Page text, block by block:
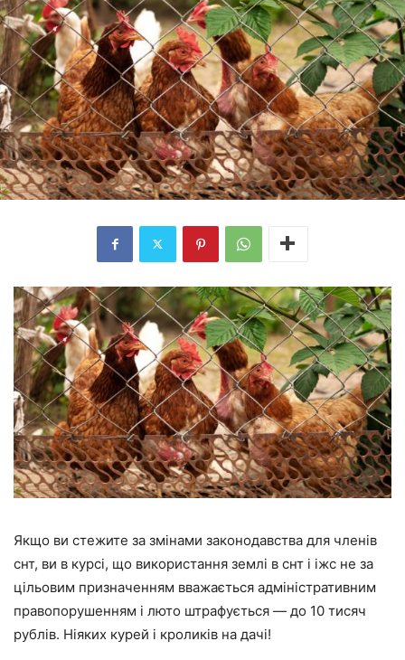
Якщо ви стежите за змінами законодавства для членів
снт, ви в курсі, що використання землі в снт і іжс не за
цільовим призначенням вважається адміністративним
правопорушенням і люто штрафується — до 10 тисяч
рублів. Ніяких курей і кроликів на дачі!